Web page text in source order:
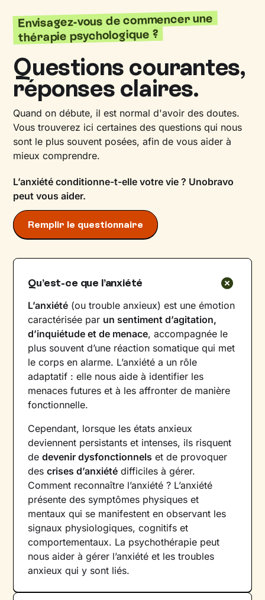
Envisagez-vous de commencer une
thérapie psychologique ?
Questions courantes,
réponses claires.
Quand on débute, il est normal d'avoir des doutes.
Vous trouverez ici certaines des questions qui nous
sont le plus souvent posées, afin de vous aider à
mieux comprendre.
L’anxiété conditionne-t-elle votre vie ? Unobravo
peut vous aider.
Remplir le questionnaire
Qu’est-ce que l’anxiété
L’anxiété (ou trouble anxieux) est une émotion
caractérisée par un sentiment d’agitation,
d’inquiétude et de menace, accompagnée le
plus souvent d’une réaction somatique qui met
le corps en alarme. L’anxiété a un rôle
adaptatif : elle nous aide à identifier les
menaces futures et à les affronter de manière
fonctionnelle.
Cependant, lorsque les états anxieux
deviennent persistants et intenses, ils risquent
dedevenir dysfonctionnels et de provoquer
descrises d’anxiété difficiles à gérer.
Comment reconnaître l’anxiété ? L’anxiété
présente des symptômes physiques et
mentaux qui se manifestent en observant les
signaux physiologiques, cognitifs et
comportementaux. La psychothérapie peut
nous aider à gérer l’anxiété et les troubles
anxieux qui y sont liés.